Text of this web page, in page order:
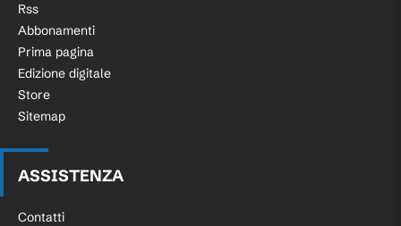
Rss
Abbonamenti
Prima pagina
Edizione digitale
Store
Sitemap
ASSISTENZA
Contatti